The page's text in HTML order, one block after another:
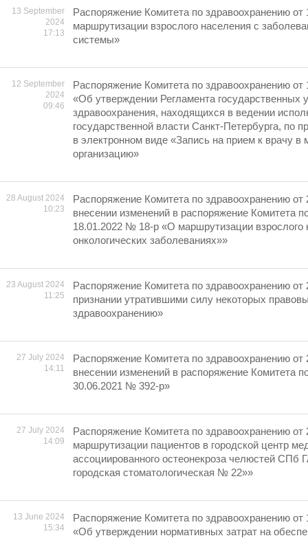
13 September
2024
17:13
Распоряжение Комитета по здравоохранению
маршрутизации взрослого населения с
системы»
12 September
2024
09:46
Распоряжение Комитета по здравоохранению
«Об утверждении Регламента государственных
здравоохранения, находящихся в ведении
государственной власти Санкт-Петербурга, по
в электронном виде «Запись на прием к врачу в
организацию»
28 August 2024
10:23
Распоряжение Комитета по здравоохранению
внесении изменений в распоряжение Комитета
18.01.2022 № 18-р «О маршрутизации взрослого
онкологических заболеваниях»»
23 August 2024
11:25
Распоряжение Комитета по здравоохранению
признании утратившими силу некоторых
здравоохранению»
27 July 2024
14:11
Распоряжение Комитета по здравоохранению
внесении изменений в распоряжение Комитета
30.06.2021 № 392-р»
27 July 2024
14:09
Распоряжение Комитета по здравоохранению
маршрутизации пациентов в городской центр
ассоциированного остеонекроза челюстей СПб
городская стоматологическая № 22»»
13 June 2024
15:34
Распоряжение Комитета по здравоохранению
«Об утверждении нормативных затрат на